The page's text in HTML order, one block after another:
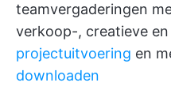
teamvergaderingen
verkoop-, creatieve
projectuitvoering en
downloaden